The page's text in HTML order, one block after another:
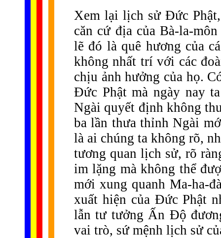
Xem lại lịch sử Đức
căn cứ địa của Bà-la-
lẽ đó là quê hương của
không nhất trí với các
chịu ảnh hưởng của họ.
Đức Phật mà ngày nay
Ngài quyết định không
ba lần thưa thỉnh Ngài
là ai chúng ta không rõ,
tương quan lịch sử, rõ
im lặng mà không thể
mới xung quanh Ma-ha-
xuất hiện của Đức Phật
lẫn tư tưởng Ấn Độ
vai trò, sứ mệnh lịch sử